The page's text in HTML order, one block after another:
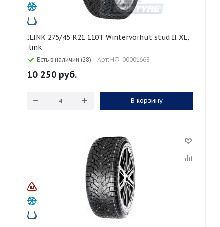
ILINK 275/45 R21 110T Wintervorhut stud II XL,
ilink
Есть в наличии (28) Арт: НФ-00001668
10 250 руб.
В корзину